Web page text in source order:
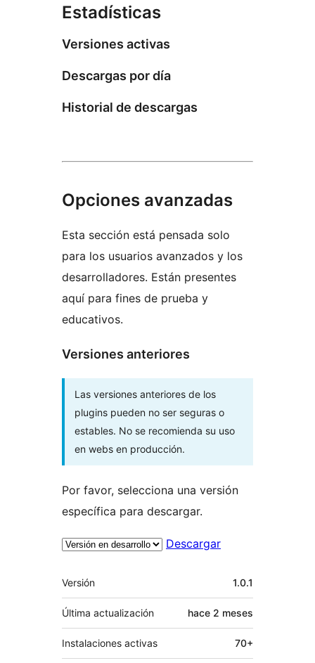
Estadísticas
Versiones activas
Descargas por día
Historial de descargas
Opciones avanzadas
Esta sección está pensada solo
para los usuarios avanzados y los
desarrolladores. Están presentes
aquí para fines de prueba y
educativos.
Versiones anteriores
Las versiones anteriores de los
plugins pueden no ser seguras o
estables. No se recomienda su uso
en webs en producción.
Por favor, selecciona una versión
específica para descargar.
Descargar
Meta
Versión 1.0.1
Última actualización hace 2 meses
Instalaciones activas 70+